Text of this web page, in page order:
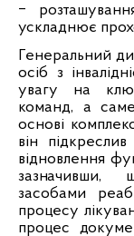
‒
ускладнює
Генеральний
осіб з
увагу на
команд, а саме
основі
він підкреслив
відновлення
зазначивши,
засобами
процесу
процес